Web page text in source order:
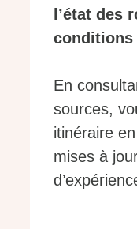
l’état des
conditions
En
sources,
itinéraire
mises à